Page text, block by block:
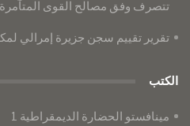
تتصرف وفق مصالح القوى المتآمرة
تقرير تقييم سجن جزيرة إمرالي
الكتب
مينافستو الحضارة الديمقراطية 1